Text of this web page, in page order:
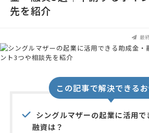
先を紹介
最
この記事で解決できる
シングルマザーの起業に活用で
融資は？